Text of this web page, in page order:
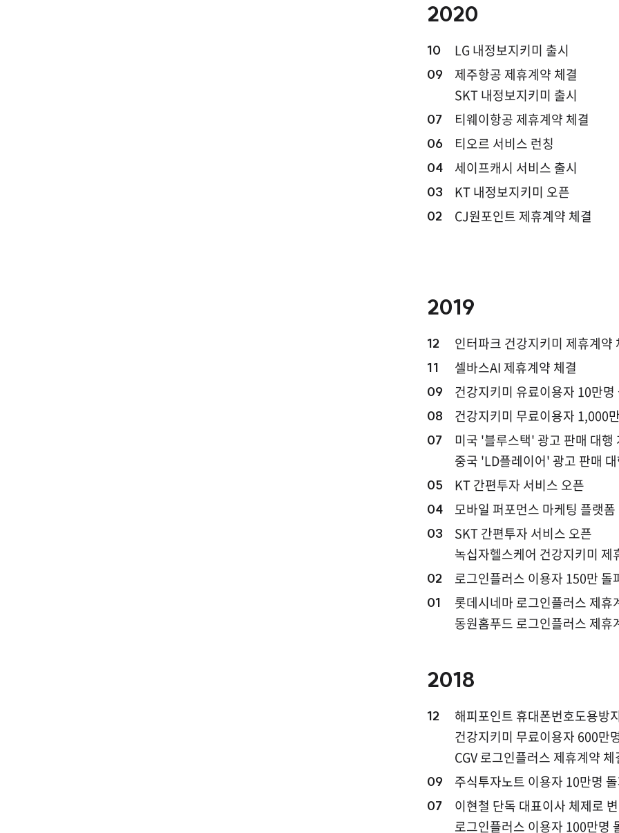
2020
10 LG 내정보지키미 출시
09
제주항공 제휴계약 체결
SKT 내정보지키미 출시
07 티웨이항공 제휴계약 체결
06 티오르 서비스 런칭
04 세이프캐시 서비스 출시
03 KT 내정보지키미 오픈
02 CJ원포인트 제휴계약 체결
2019
12 인터파크 건강지키미 제휴계약
11 셀바스AI 제휴계약 체결
09 건강지키미 유료이용자 10만명
08 건강지키미 무료이용자 1,000
07
미국 '블루스택' 광고 판매 대행
중국 'LD플레이어' 광고 판매
05 KT 간편투자 서비스 오픈
04 모바일 퍼포먼스 마케팅 플랫
03
SKT 간편투자 서비스 오픈
녹십자헬스케어 건강지키미 제
02 로그인플러스 이용자 150만 돌
01
롯데시네마 로그인플러스 제휴
동원홈푸드 로그인플러스 제휴
2018
12
해피포인트 휴대폰번호도용방
건강지키미 무료이용자 600만
CGV 로그인플러스 제휴계약 체
09 주식투자노트 이용자 10만명
07
이현철 단독 대표이사 체제로
로그인플러스 이용자 100만명